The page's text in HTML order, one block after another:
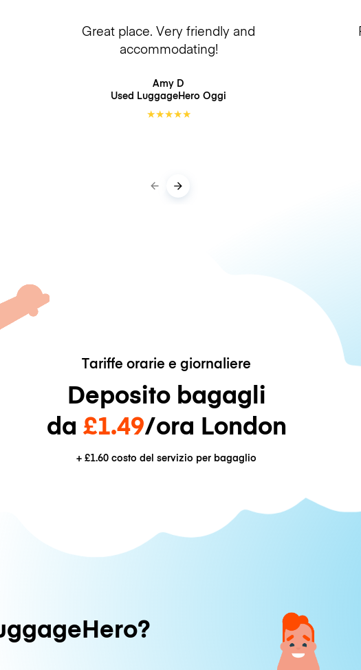
Great place. Very friendly and
accommodating!
Amy D
Used LuggageHero Oggi
★★★★★
Tariffe orarie e giornaliere
Deposito bagagli
da £1.49/ora London
+ £1.60 costo del servizio per bagaglio